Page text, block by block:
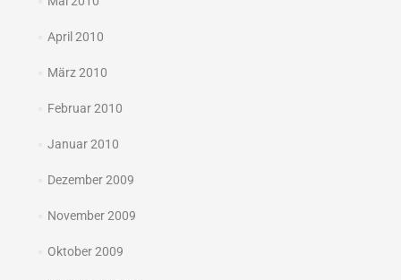
April 2010
März 2010
Februar 2010
Januar 2010
Dezember 2009
November 2009
Oktober 2009